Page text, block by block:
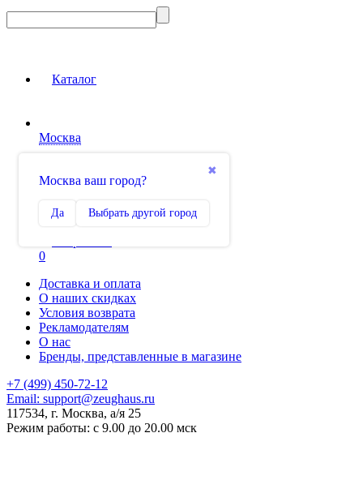
Каталог
Москва
✖
Москва ваш город?
Да Выбрать другой город
Сравнение
0
Доставка и оплата
О наших скидках
Условия возврата
Рекламодателям
О нас
Бренды, представленные в магазине
+7 (499) 450-72-12
Email: support@zeughaus.ru
117534, г. Москва, а/я 25
Режим работы: с 9.00 до 20.00 мск